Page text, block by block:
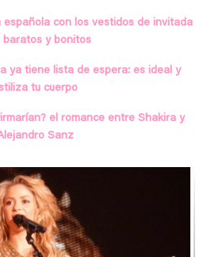
española con los vestidos de invitada
baratos y bonitos
ya tiene lista de espera: es ideal y
tu cuerpo
el romance entre Shakira y
Sanz